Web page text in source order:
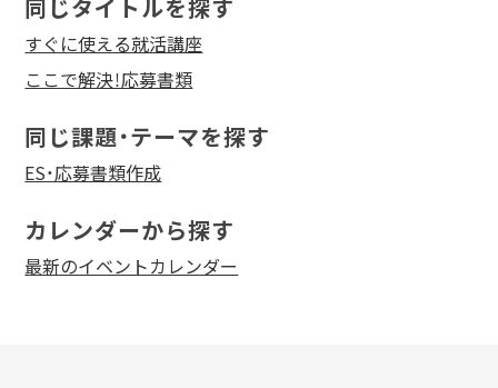
同じタイトルを探す
すぐに使える就活講座
ここで解決！応募書類
同じ課題・テーマを探す
ES・応募書類作成
カレンダーから探す
最新のイベントカレンダー